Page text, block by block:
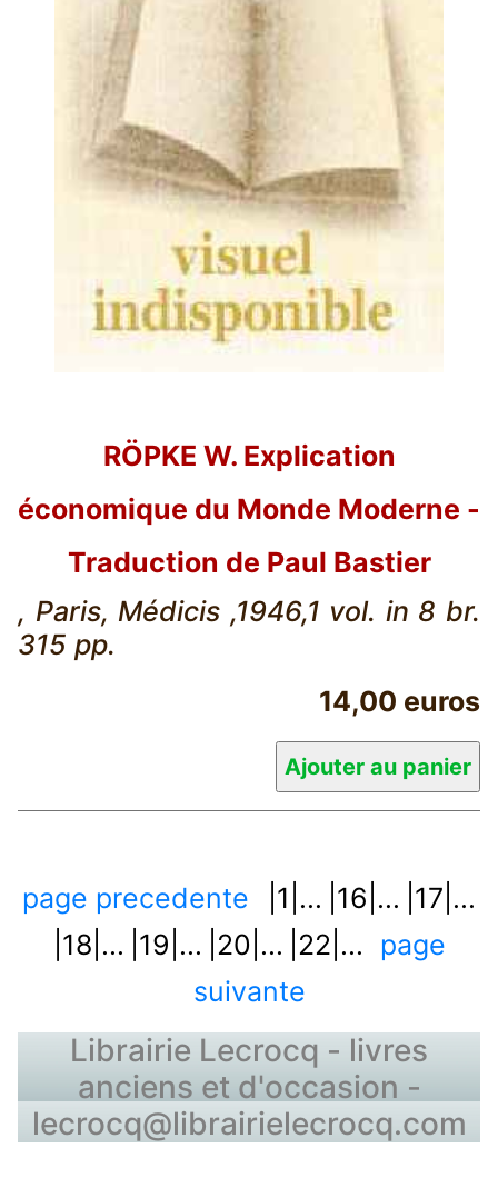
RÖPKE W. Explication
économique du Monde Moderne -
Traduction de Paul Bastier
, Paris, Médicis ,1946,1 vol. in 8 br.
315 pp.
14,00 euros
page precedente |1|... |16|... |17|...
|18|... |19|... |20|... |22|...
page
suivante
Librairie Lecrocq - livres
anciens et d'occasion -
lecrocq@librairielecrocq.com